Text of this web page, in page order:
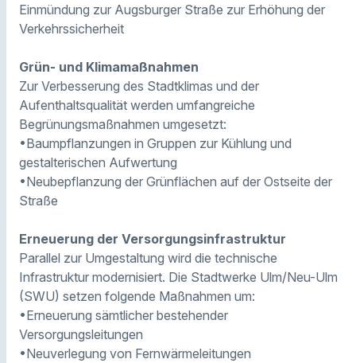
Einmündung zur Augsburger Straße zur Erhöhung der
Verkehrssicherheit
Grün- und Klimamaßnahmen
Zur Verbesserung des Stadtklimas und der
Aufenthaltsqualität werden umfangreiche
Begrünungsmaßnahmen umgesetzt:
•Baumpflanzungen in Gruppen zur Kühlung und
gestalterischen Aufwertung
•Neubepflanzung der Grünflächen auf der Ostseite der
Straße
Erneuerung der Versorgungsinfrastruktur
Parallel zur Umgestaltung wird die technische
Infrastruktur modernisiert. Die Stadtwerke Ulm/Neu-Ulm
(SWU) setzen folgende Maßnahmen um:
•Erneuerung sämtlicher bestehender
Versorgungsleitungen
•Neuverlegung von Fernwärmeleitungen